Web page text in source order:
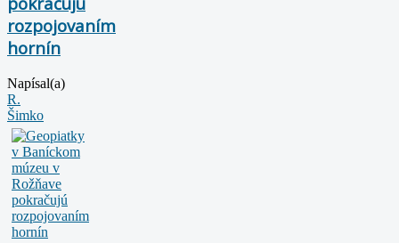
rozpojovaním
hornín
Napísal(a)
R.
Šimko